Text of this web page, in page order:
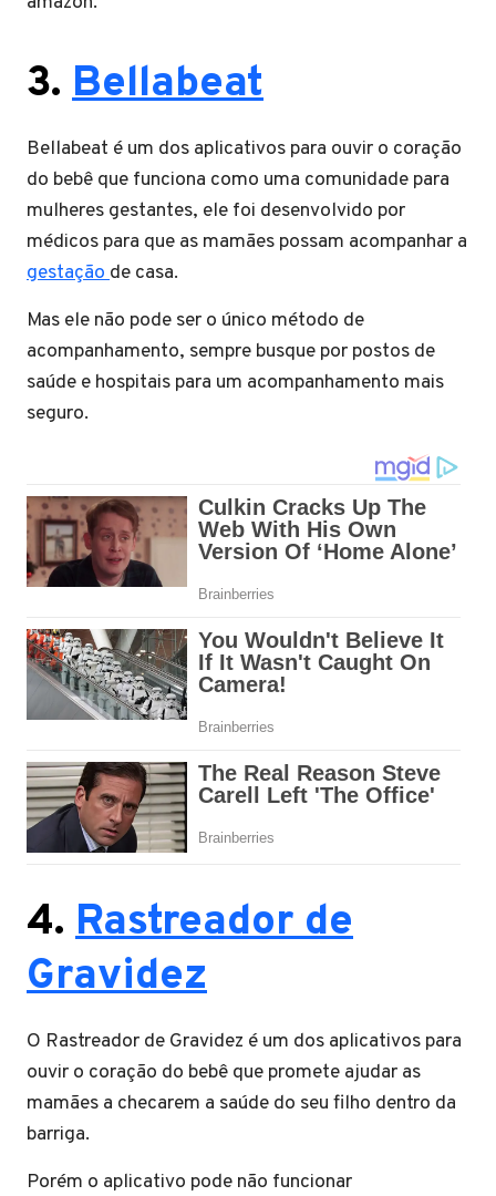
3. Bellabeat
Bellabeat é um dos aplicativos para ouvir o coração
do bebê que funciona como uma comunidade para
mulheres gestantes, ele foi desenvolvido por
médicos para que as mamães possam acompanhar a
gestaçãode casa.
Mas ele não pode ser o único método de
acompanhamento, sempre busque por postos de
saúde e hospitais para um acompanhamento mais
seguro.
4. Rastreador de
Gravidez
O Rastreador de Gravidez é um dos aplicativos para
ouvir o coração do bebê que promete ajudar as
mamães a checarem a saúde do seu filho dentro da
barriga.
Porém o aplicativo pode não funcionar